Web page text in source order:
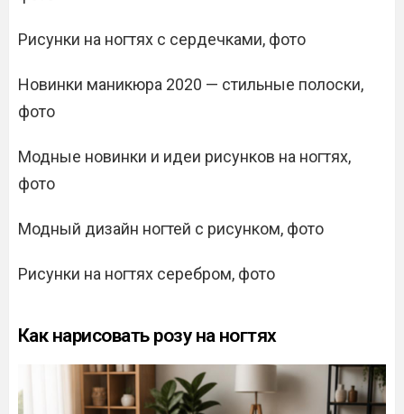
Рисунки на ногтях с сердечками, фото
Новинки маникюра 2020 — стильные полоски,
фото
Модные новинки и идеи рисунков на ногтях,
фото
Модный дизайн ногтей с рисунком, фото
Рисунки на ногтях серебром, фото
Как нарисовать розу на ногтях